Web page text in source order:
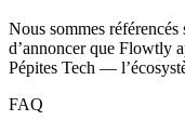
Nous sommes
d’annoncer que Flowtly
Pépites Tech —
FAQ